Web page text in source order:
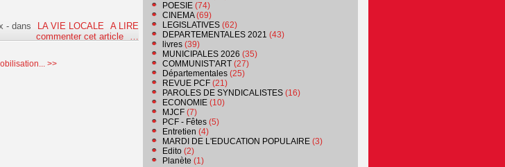
-dans LA VIE LOCALE
A LIRE
commenter cet article
…
>>
POESIE (74)
CINEMA(69)
LEGISLATIVES (62)
DEPARTEMENTALES 2021 (43)
livres (39)
MUNICIPALES 2026 (35)
COMMUNIST'ART (27)
Départementales (25)
REVUE PCF (21)
PAROLES DE SYNDICALISTES (16)
ECONOMIE (10)
MJCF (7)
PCF - Fêtes (5)
Entretien (4)
MARDI DE L'EDUCATION POPULAIRE (3)
Edito (2)
Planète (1)